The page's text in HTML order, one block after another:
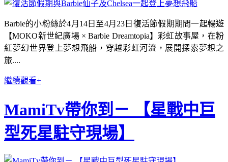
Barbie的小粉絲於4月14日至4月23日復活節假期期間一起暢遊
【MOKO新世紀廣場 × Barbie Dreamtopia】彩虹故事屋，在粉
紅夢幻世界登上夢想飛船，穿越彩虹河流，展開探索夢想之
旅....
繼續觀看+
MamiTv帶你到－ 【星戰中巨
型死星駐守現場】